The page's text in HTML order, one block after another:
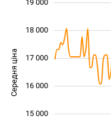
Середня ціна
15 000
16 000
17 000
18 000
19 000